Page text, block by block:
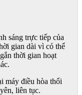
sáng trực tiếp của
gian dài vì có thể
thời gian hoạt
máy điều hòa thổi
liên tục.